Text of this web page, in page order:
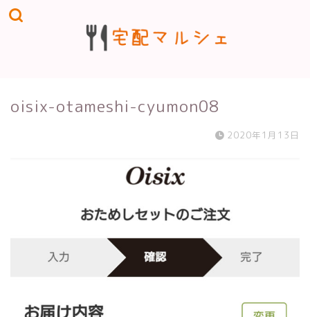
oisix-otameshi-cyumon08
2020年1月13日